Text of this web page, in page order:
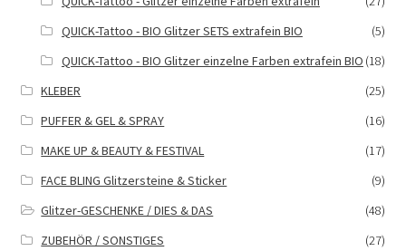
QUICK-Tattoo - BIO Glitzer SETS extrafein BIO
(5)
QUICK-Tattoo - BIO Glitzer einzelne Farben extrafein BIO (18)
KLEBER
(25)
PUFFER & GEL & SPRAY
(16)
MAKE UP & BEAUTY & FESTIVAL
(17)
FACE BLING Glitzersteine & Sticker
(9)
Glitzer-GESCHENKE / DIES & DAS
(48)
ZUBEHÖR / SONSTIGES
(27)